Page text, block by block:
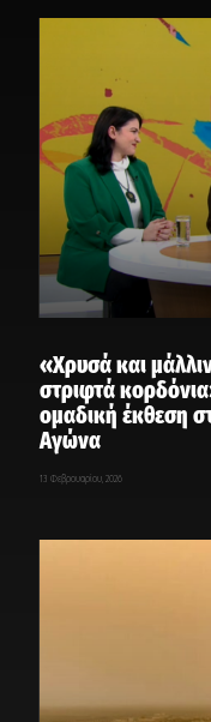
«Χρυσά και
στριφτά
ομαδική έκθεση
Αγώνα
13 Φεβρουαρίου, 2026